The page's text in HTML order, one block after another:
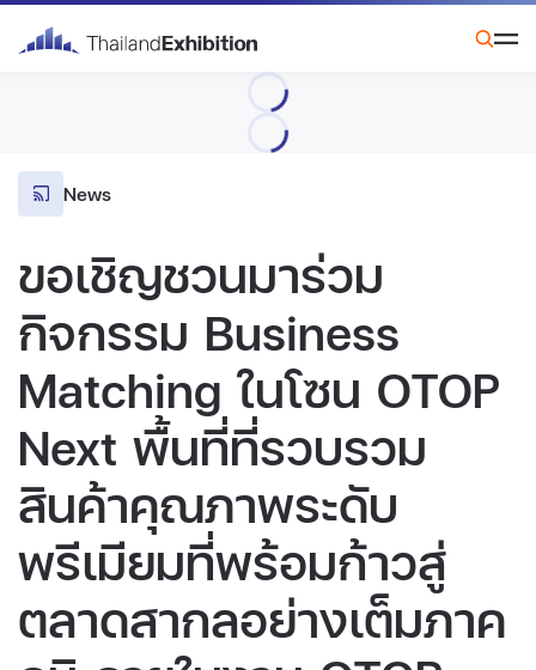
News
ขอเชิญชวนมาร่วม
กิจกรรม Business
Matching ในโซน OTOP
Next พื้นที่ที่รวบรวม
สินค้าคุณภาพระดับ
พรีเมียมที่พร้อมก้าวสู่
ตลาดสากลอย่างเต็มภาค